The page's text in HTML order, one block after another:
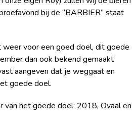
bij de “BARBIER” staat
voor een goed doel, dit goede
dan ook bekend gemaakt
aangeven dat je weggaat en
goede doel.
van het goede doel: 2018, Ovaal en